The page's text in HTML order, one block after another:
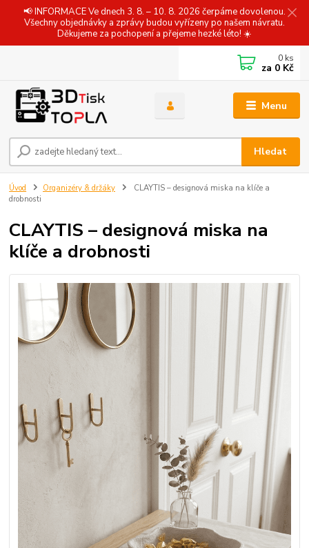
📢 INFORMACE Ve dnech 3. 8. – 10. 8. 2026 čerpáme dovolenou.
Všechny objednávky a zprávy budou vyřízeny po našem návratu.
Děkujeme za pochopení a přejeme hezké léto! ☀️
Menu
Hledat
0 ks
za 0 Kč
Úvod Organizéry & držáky
CLAYTIS – designová miska na klíče a
drobnosti
CLAYTIS – designová miska na
klíče a drobnosti